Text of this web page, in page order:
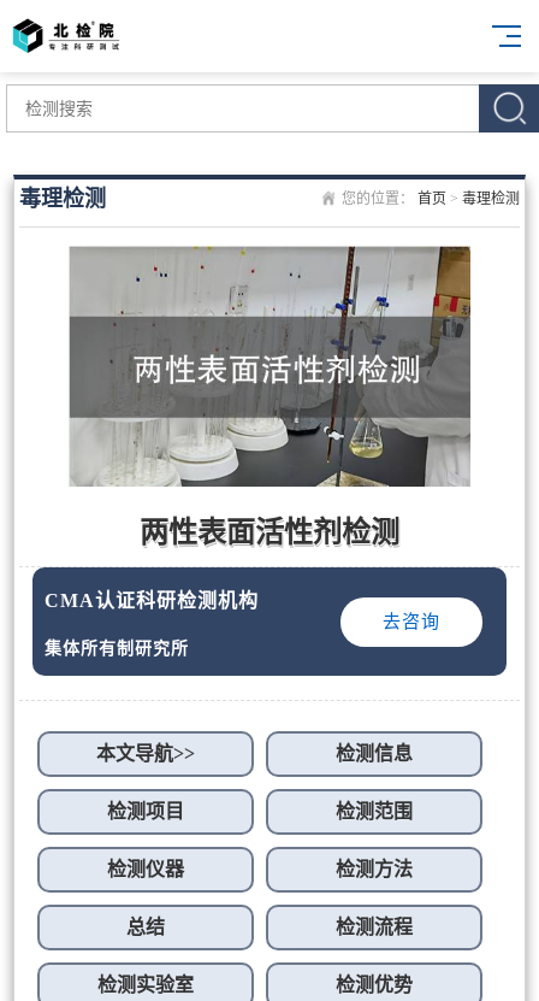
您的位置： 首页 > 毒理检测
毒理检测
两性表面活性剂检测
CMA认证科研检测机构
集体所有制研究所
去咨询
本文导航>> 检测信息
检测项目 检测范围
检测仪器 检测方法
总结 检测流程
检测实验室 检测优势